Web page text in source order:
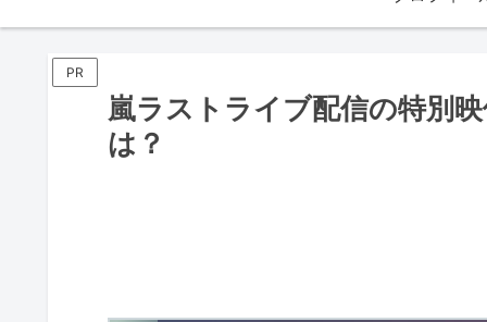
PR
嵐ラストライブ配信の特別
は？